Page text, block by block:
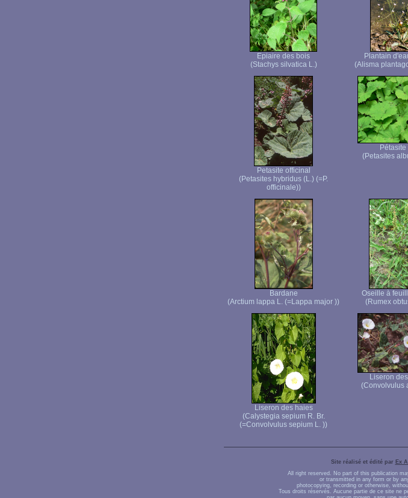
Epiaire des bois
(Stachys silvatica L.)
Plantain
(Alisma
Petasite officinal
(Petasites hybridus (L.) (=P.
officinale))
(Petasites
Bardane
(Arctium lappa L. (=Lappa major ))
Oseille à
(Rumex
Liseron des haies
(Calystegia sepium R. Br.
(=Convolvulus sepium L. ))
Liseron
(Convolvulus
Site réalisé et édité par Ex
All right reserved. No part of this publication
or transmitted in any form or by
photocopying, recording or otherwise,
Tous droits réservés. Aucune partie de ce site ne